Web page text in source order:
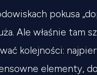
pokusa
Ale właśnie tam
kolejności:
elementy,